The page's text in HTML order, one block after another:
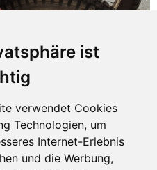
ist
verwendet Cookies
Technologien, um
Internet-Erlebnis
und die Werbung,